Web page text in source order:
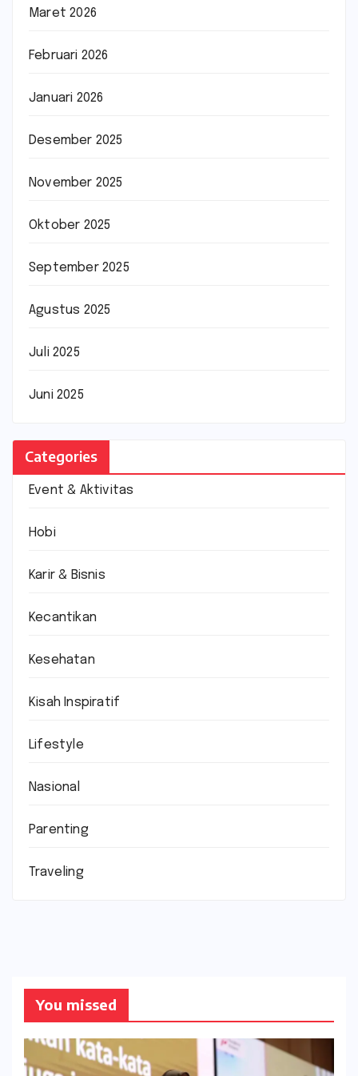
Maret 2026
Februari 2026
Januari 2026
Desember 2025
November 2025
Oktober 2025
September 2025
Agustus 2025
Juli 2025
Juni 2025
Categories
Event & Aktivitas
Hobi
Karir & Bisnis
Kecantikan
Kesehatan
Kisah Inspiratif
Lifestyle
Nasional
Parenting
Traveling
You missed